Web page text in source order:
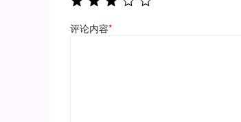
评论内容*